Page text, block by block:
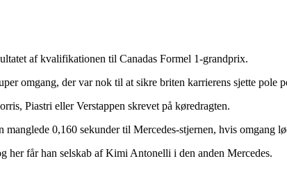
af kvalifikationen til Canadas Formel 1-grandprix.
omgang, der var nok til at sikre briten karrierens sjette pole
Piastri eller Verstappen skrevet på køredragten.
0,160 sekunder til Mercedes-stjernen, hvis omgang
her får han selskab af Kimi Antonelli i den anden Mercedes.